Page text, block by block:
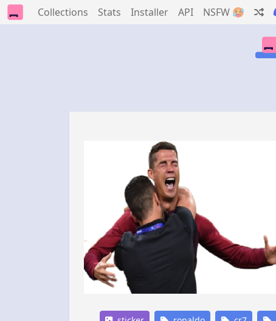
Collections Stats Installer API NSFW 🥵